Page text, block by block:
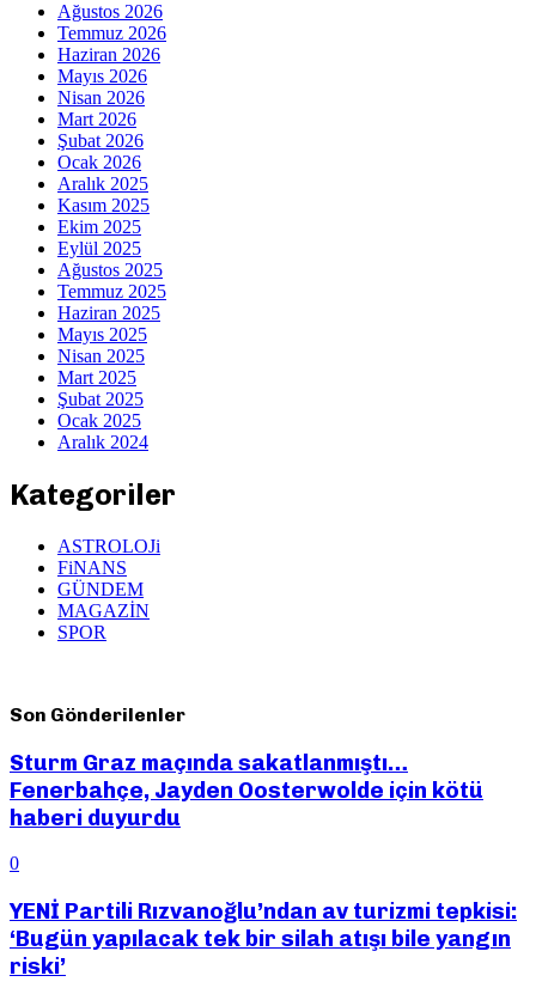
Ağustos 2026
Temmuz 2026
Haziran 2026
Mayıs 2026
Nisan 2026
Mart 2026
Şubat 2026
Ocak 2026
Aralık 2025
Kasım 2025
Ekim 2025
Eylül 2025
Ağustos 2025
Temmuz 2025
Haziran 2025
Mayıs 2025
Nisan 2025
Mart 2025
Şubat 2025
Ocak 2025
Aralık 2024
Kategoriler
ASTROLOJi
FiNANS
GÜNDEM
MAGAZİN
SPOR
Son Gönderilenler
Sturm Graz maçında sakatlanmıştı…
Fenerbahçe, Jayden Oosterwolde için kötü
haberi duyurdu
0
YENİ Partili Rızvanoğlu’ndan av turizmi tepkisi:
‘Bugün yapılacak tek bir silah atışı bile yangın
riski’